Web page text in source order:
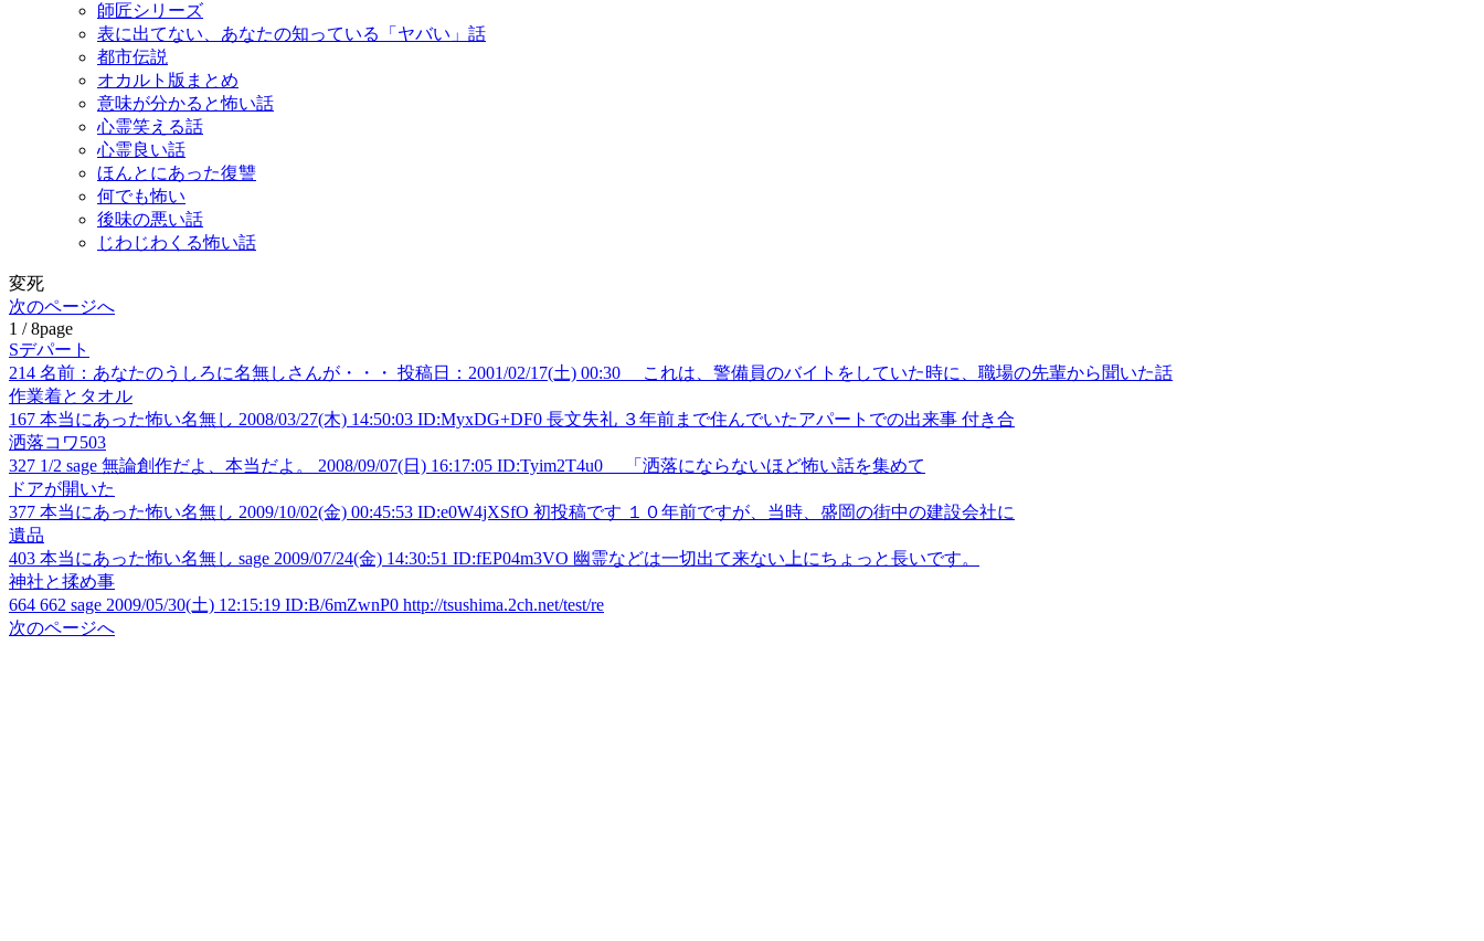
師匠シリーズ
表に出てない、あなたの知っている「ヤバい」話
都市伝説
オカルト版まとめ
意味が分かると怖い話
心霊笑える話
心霊良い話
ほんとにあった復讐
何でも怖い
後味の悪い話
じわじわくる怖い話
変死
次のページへ
1 / 8page
Sデパート
214 名前：あなたのうしろに名無しさんが・・・ 投稿日：2001/02/17(土) 00:30 これは、警備員のバイトをしていた時に、職場の先輩から聞いた話
作業着とタオル
167 本当にあった怖い名無し 2008/03/27(木) 14:50:03 ID:MyxDG+DF0 長文失礼 ３年前まで住んでいたアパートでの出来事 付き合
洒落コワ503
327 1/2 sage 無論創作だよ、本当だよ。 2008/09/07(日) 16:17:05 ID:Tyim2T4u0 「洒落にならないほど怖い話を集めて
ドアが開いた
377 本当にあった怖い名無し 2009/10/02(金) 00:45:53 ID:e0W4jXSfO 初投稿です １０年前ですが、当時、盛岡の街中の建設会社に
遺品
403 本当にあった怖い名無し sage 2009/07/24(金) 14:30:51 ID:fEP04m3VO 幽霊などは一切出て来ない上にちょっと長いです。
神社と揉め事
664 662 sage 2009/05/30(土) 12:15:19 ID:B/6mZwnP0 http://tsushima.2ch.net/test/re
次のページへ